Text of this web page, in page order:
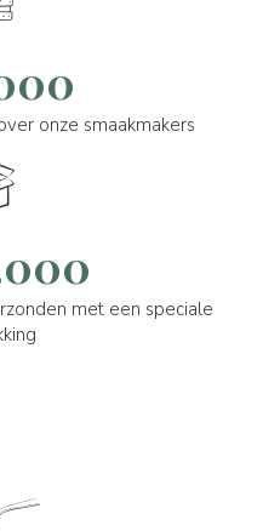
onze smaakmakers
met een speciale